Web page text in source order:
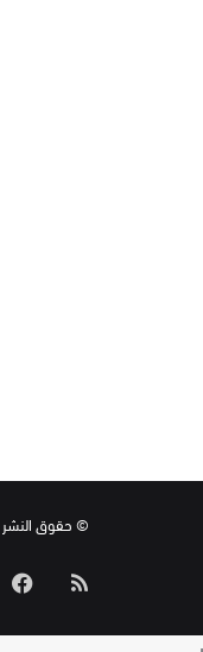
© حقوق النشر 2026، جميع الحقوق محفوظة
ملخص
الموقع